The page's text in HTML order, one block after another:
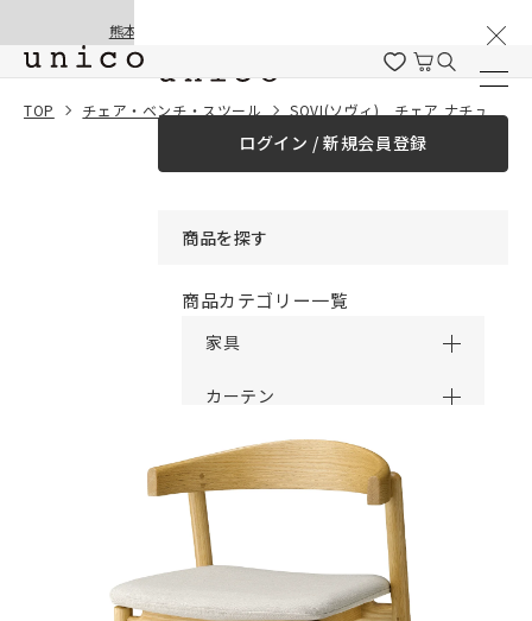
熊本地震の影響による配送遅延と停止について
ログイン / 新規会員登録
商品を探す
商品カテゴリー一覧
家具
カーテン
ラグ
ファブリック雑貨
インテリア雑貨・その他
TOP チェア・ベンチ・スツール SOVI(ソヴィ) チェア ナチュラル
一緒に購入する